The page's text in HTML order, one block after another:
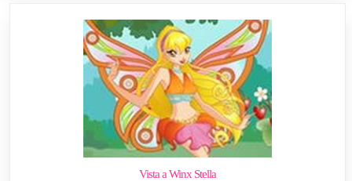
Vista a Winx Stella